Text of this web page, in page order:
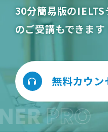
30分簡易版の
のご受講もできます
無料カウン
PRO